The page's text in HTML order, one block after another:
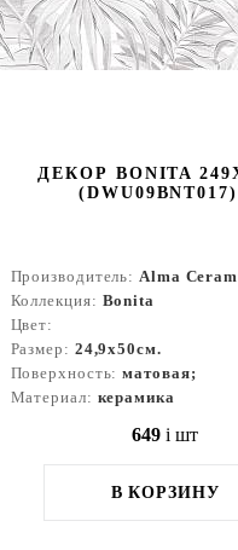
ДЕКОР BONITA
(DWU09BNT017)
Производитель:Alma
Коллекция: Bonita
Цвет:
Размер: 24,9x50см.
Поверхность:матовая;
Материал: керамика
649 i шт
В КОРЗИНУ